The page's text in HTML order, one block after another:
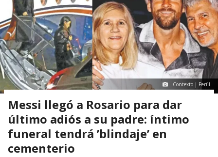
Contexto | Perfil
Messi llegó a Rosario para dar
último adiós a su padre: íntimo
funeral tendrá ’blindaje’ en
cementerio